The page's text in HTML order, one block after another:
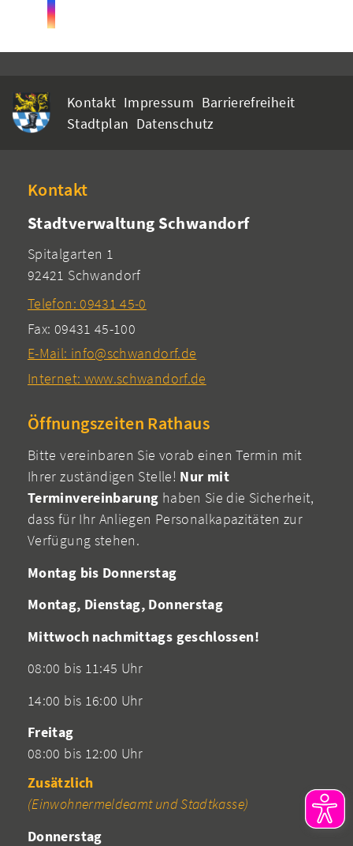
Kontakt Impressum Barrierefreiheit
Stadtplan Datenschutz
Kontakt
Stadtverwaltung Schwandorf
Spitalgarten 1
92421 Schwandorf
Telefon: 09431 45-0
Fax: 09431 45-100
E-Mail: info@schwandorf.de
Internet: www.schwandorf.de
Öffnungszeiten Rathaus
Bitte vereinbaren Sie vorab einen Termin mit
Ihrer zuständigen Stelle! Nur mit
Terminvereinbarung haben Sie die Sicherheit,
dass für Ihr Anliegen Personalkapazitäten zur
Verfügung stehen.
Montag bis Donnerstag
Montag, Dienstag, Donnerstag
Mittwoch nachmittags geschlossen!
08:00 bis 11:45 Uhr
14:00 bis 16:00 Uhr
Freitag
08:00 bis 12:00 Uhr
Zusätzlich
(Einwohnermeldeamt und Stadtkasse)
Donnerstag